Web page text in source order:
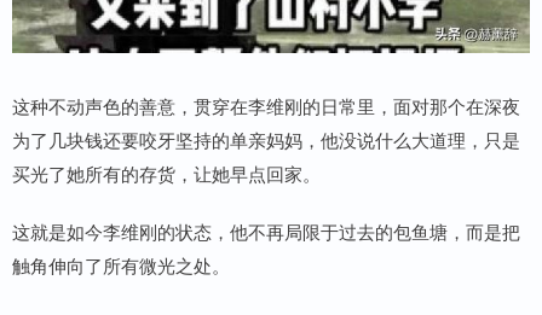
这种不动声色的善意，贯穿在李维刚的日常里，面对那个在深夜
为了几块钱还要咬牙坚持的单亲妈妈，他没说什么大道理，只是
买光了她所有的存货，让她早点回家。
这就是如今李维刚的状态，他不再局限于过去的包鱼塘，而是把
触角伸向了所有微光之处。